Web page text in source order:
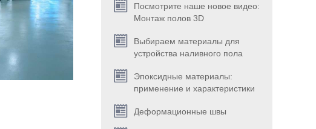
Посмотрите наше новое видео:
Монтаж полов 3D
Выбираем материалы для
устройства наливного пола
Эпоксидные материалы:
применение и характеристики
Деформационные швы